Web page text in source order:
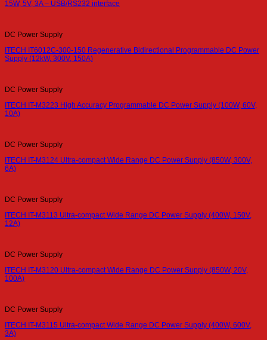
15W, 5V, 3A – USB/RS232 interface
DC Power Supply
ITECH IT6012C-300-150 Regenerative Bidirectional Programmable DC Power
Supply (12kW, 300V, 150A)
DC Power Supply
ITECH IT-M3223 High Accuracy Programmable DC Power Supply (100W, 60V,
10A)
DC Power Supply
ITECH IT-M3124 Ultra-compact Wide Range DC Power Supply (850W, 300V,
6A)
DC Power Supply
ITECH IT-M3113 Ultra-compact Wide Range DC Power Supply (400W, 150V,
12A)
DC Power Supply
ITECH IT-M3120 Ultra-compact Wide Range DC Power Supply (850W, 20V,
100A)
DC Power Supply
ITECH IT-M3115 Ultra-compact Wide Range DC Power Supply (400W, 600V,
3A)